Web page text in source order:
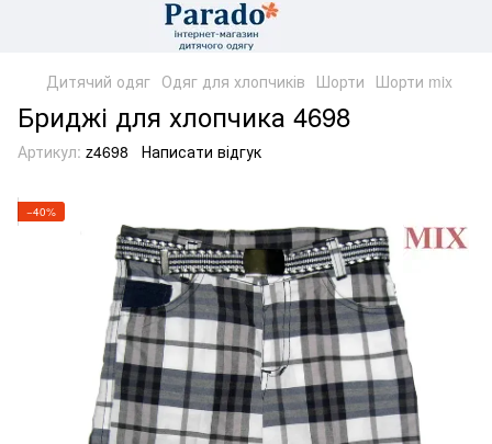
Дитячий одяг Одяг для хлопчиків Шорти Шорти mix
Бриджі для хлопчика 4698
Артикул: z4698 Написати відгук
−40%